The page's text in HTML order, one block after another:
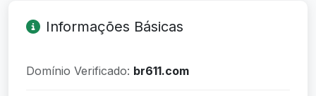
Informações Básicas
Domínio Verificado: br611.com